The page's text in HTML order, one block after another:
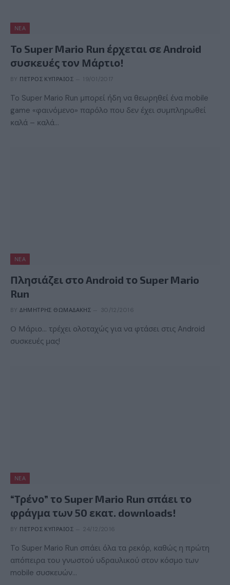
ΝΈΑ
To Super Mario Run έρχεται σε Android
συσκευές τον Μάρτιο!
BY ΠΈΤΡΟΣ ΚΥΠΡΑΊΟΣ 19/01/2017
To Super Mario Run μπορεί ήδη να θεωρηθεί ένα mobile
game «φαινόμενο» παρόλο που δεν έχει συμπληρωθεί
καλά – καλά…
ΝΈΑ
Πλησιάζει στο Android το Super Mario
Run
BY ΔΗΜΉΤΡΗΣ ΘΩΜΑΔΆΚΗΣ 30/12/2016
Ο Μάριο… τρέχει ολοταχώς για να φτάσει στις Android
συσκευές μας!
ΝΈΑ
“Τρένο” το Super Mario Run σπάει το
φράγμα των 50 εκατ. downloads!
BY ΠΈΤΡΟΣ ΚΥΠΡΑΊΟΣ 24/12/2016
To Super Mario Run σπάει όλα τα ρεκόρ, καθώς η πρώτη
απόπειρα του γνωστού υδραυλικού στον κόσμο των
mobile συσκευών…